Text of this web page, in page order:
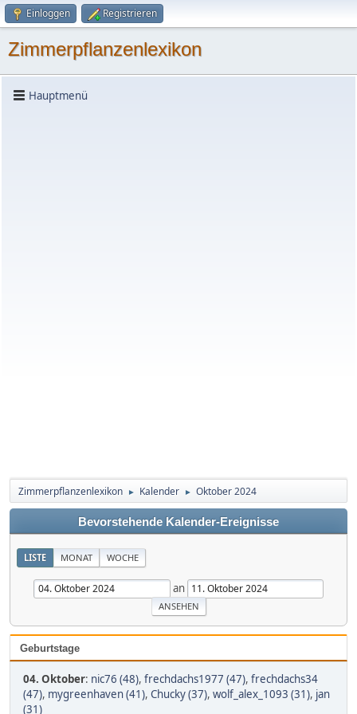
Einloggen Registrieren
Zimmerpflanzenlexikon
Hauptmenü
Zimmerpflanzenlexikon ► Kalender ► Oktober 2024
Bevorstehende Kalender-Ereignisse
LISTE MONAT WOCHE
an
Geburtstage
04. Oktober: nic76 (48), frechdachs1977 (47), frechdachs34
(47), mygreenhaven (41), Chucky (37), wolf_alex_1093 (31), jan
(31)